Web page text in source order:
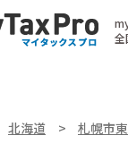
全
北海道 札幌市